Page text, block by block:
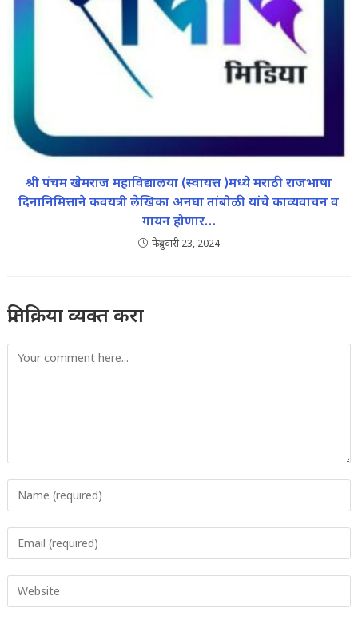
श्री पंचम खेमराज महाविद्यालया (स्वायत्त )मध्ये मराठी राजभाषा
दिनानिमित्ताने कवयत्री लेखिका अनघा तांबोळी यांचे काव्यवाचन व
गायन होणार…
फेब्रुवारी 23, 2024
प्रतिक्रिया व्यक्त करा
Comment
your
username
to
comment
your
address
toyour